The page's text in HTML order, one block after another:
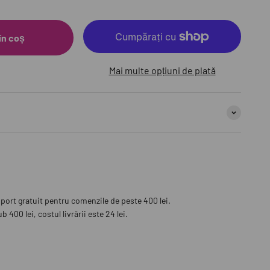
coș
Mai multe opțiuni de plată
gratuit pentru comenzile de peste 400 lei.
400 lei, costul livrării este 24 lei.